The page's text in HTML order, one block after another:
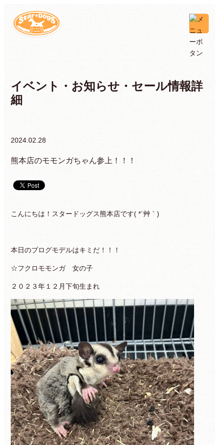
イベント・お知らせ・セール情報詳
細
2024.02.28
熊本店のモモンガちゃん参上！！！
こんにちは！スタードッグス熊本店です( *´艸｀)
本日のブログモデルはキミだ！！！
☆フクロモモンガ 女の子
２０２３年１２月下旬生まれ